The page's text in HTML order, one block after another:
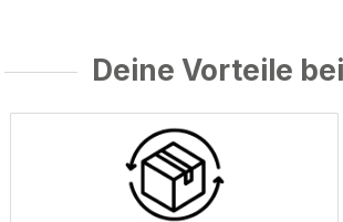
Deine Vorteile